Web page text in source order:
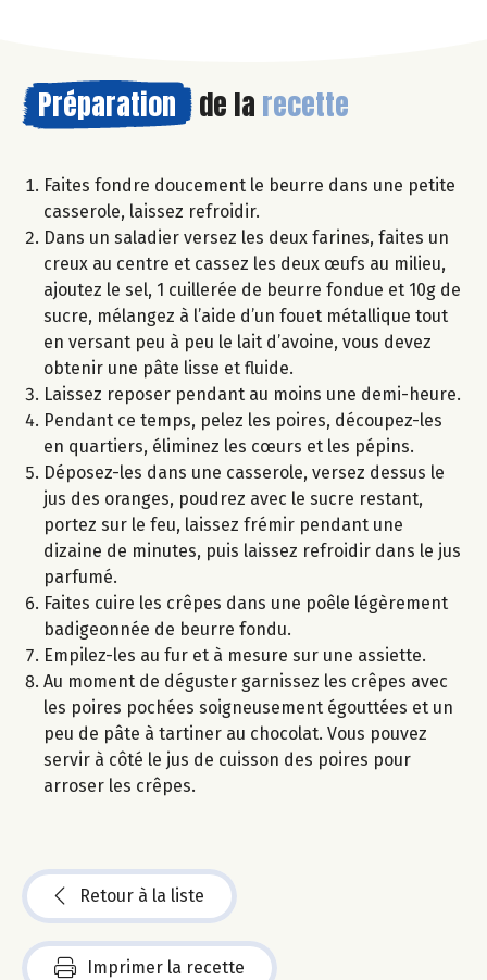
Préparation de la recette
Faites fondre doucement le beurre dans une petite
casserole, laissez refroidir.
Dans un saladier versez les deux farines, faites un
creux au centre et cassez les deux œufs au milieu,
ajoutez le sel, 1 cuillerée de beurre fondue et 10g de
sucre, mélangez à l’aide d’un fouet métallique tout
en versant peu à peu le lait d’avoine, vous devez
obtenir une pâte lisse et fluide.
Laissez reposer pendant au moins une demi-heure.
Pendant ce temps, pelez les poires, découpez-les
en quartiers, éliminez les cœurs et les pépins.
Déposez-les dans une casserole, versez dessus le
jus des oranges, poudrez avec le sucre restant,
portez sur le feu, laissez frémir pendant une
dizaine de minutes, puis laissez refroidir dans le jus
parfumé.
Faites cuire les crêpes dans une poêle légèrement
badigeonnée de beurre fondu.
Empilez-les au fur et à mesure sur une assiette.
Au moment de déguster garnissez les crêpes avec
les poires pochées soigneusement égouttées et un
peu de pâte à tartiner au chocolat. Vous pouvez
servir à côté le jus de cuisson des poires pour
arroser les crêpes.
Retour à la liste
Imprimer la recette